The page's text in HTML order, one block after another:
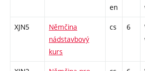
en
XJN5
Němčina
nádstavbový
kurs
cs 6